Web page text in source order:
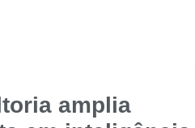
amplia